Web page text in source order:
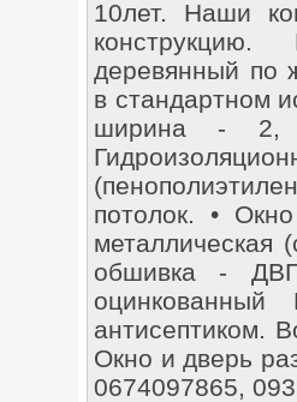
10лет. Наши
конструкцию.
деревянный по
в стандартном
ширина - 2,
потолок. •
металлическая
обшивка -
антисептиком.
Окно и дверь
0674097865,